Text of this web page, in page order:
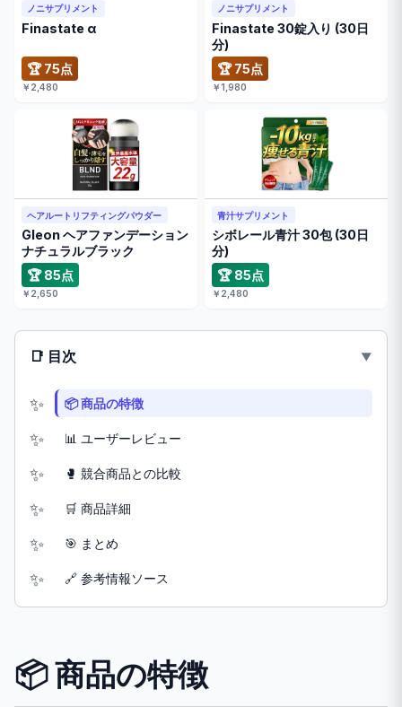
ノニサプリメント
Finastate α
🏆 75点
￥2,480
ノニサプリメント
Finastate 30錠入り (30日
分)
🏆 75点
￥1,980
ヘアルートリフティングパウダー
Gleon ヘアファンデーション
ナチュラルブラック
🏆 85点
￥2,650
青汁サプリメント
シボレール青汁 30包 (30日
分)
🏆 85点
￥2,480
📑 目次
📦 商品の特徴
📊 ユーザーレビュー
🥊 競合商品との比較
🛒 商品詳細
🎯 まとめ
🔗 参考情報ソース
📦 商品の特徴